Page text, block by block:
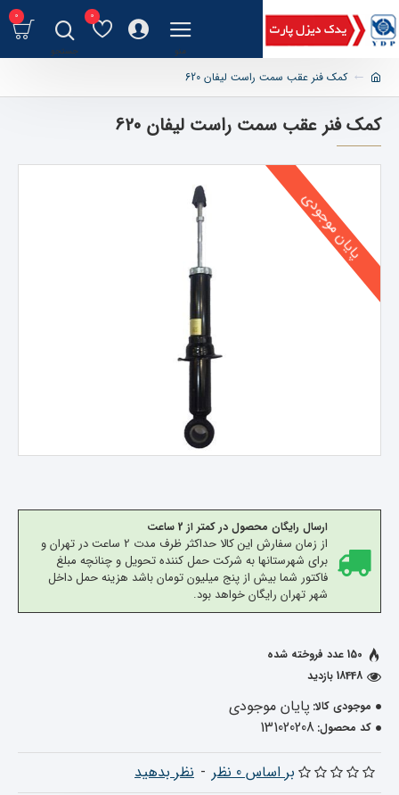
0
0
کمک فنر عقب سمت راست لیفان 620
کمک فنر عقب سمت راست لیفان 620
پایان موجودی
ارسال رایگان محصول در کمتر از 2 ساعت
از زمان سفارش این کالا حداکثر ظرف مدت 2 ساعت در تهران و
برای شهرستانها به شرکت حمل کننده تحویل و چنانچه مبلغ
فاکتور شما بیش از پنج میلیون تومان باشد هزینه حمل داخل
شهر تهران رایگان خواهد بود.
موجودی کالا: پایان موجودی
کد محصول: 131020208
150 عدد فروخته شده
18448 بازدید
بر اساس 0 نظر - نظر بدهید